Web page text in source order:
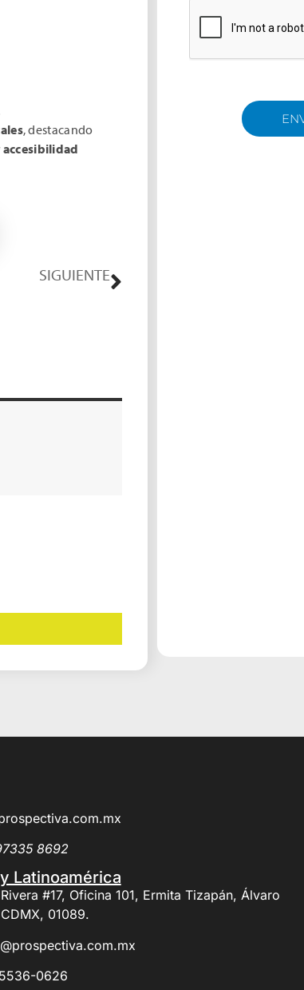
, destacando
SIGUIENTE
8692
Latinoamérica
#17, Oficina 101, Ermita Tizapán, Álvaro
01089.
0626